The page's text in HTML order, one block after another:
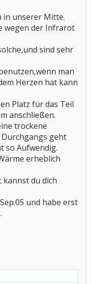
in unserer Mitte.
wegen der Infrarot
sind sehr
man
Herzen hat kann
Platz für das Teil
anschließen.
trockene
geht
so Aufwendig.
erheblich
kannst du dich
und habe erst